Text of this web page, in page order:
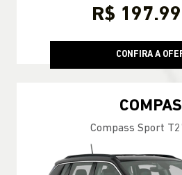
R$
CONFIRA A
Compass Sport